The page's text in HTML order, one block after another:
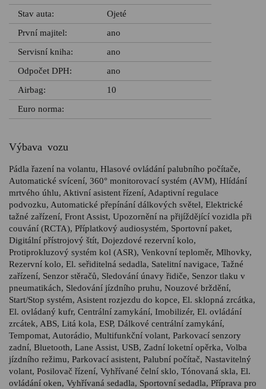
Stav auta:
Ojeté
První majitel:
ano
Servisní kniha:
ano
Odpočet DPH:
ano
Airbag:
10
Euro norma:
Výbava vozu
Pádla řazení na volantu, Hlasové ovládání palubního počítače,
Automatické svícení, 360° monitorovací systém (AVM), Hlídání
mrtvého úhlu, Aktivní asistent řízení, Adaptivní regulace
podvozku, Automatické přepínání dálkových světel, Elektrické
tažné zařízení, Front Assist, Upozornění na přijíždějící vozidla při
couvání (RCTA), Příplatkový audiosystém, Sportovní paket,
Digitální přístrojový štít, Dojezdové rezervní kolo,
Protiprokluzový systém kol (ASR), Venkovní teploměr, Mlhovky,
Rezervní kolo, El. seřiditelná sedadla, Satelitní navigace, Tažné
zařízení, Senzor stěračů, Sledování únavy řidiče, Senzor tlaku v
pneumatikách, Sledování jízdního pruhu, Nouzové brždění,
Start/Stop systém, Asistent rozjezdu do kopce, El. sklopná zrcátka,
El. ovládaný kufr, Centrální zamykání, Imobilizér, El. ovládání
zrcátek, ABS, Litá kola, ESP, Dálkové centrální zamykání,
Tempomat, Autorádio, Multifunkční volant, Parkovací senzory
zadní, Bluetooth, Lane Assist, USB, Zadní loketní opěrka, Volba
jízdního režimu, Parkovací asistent, Palubní počítač, Nastavitelný
volant, Posilovač řízení, Vyhřívané čelní sklo, Tónovaná skla, El.
ovládání oken, Vyhřívaná sedadla, Sportovní sedadla, Příprava pro